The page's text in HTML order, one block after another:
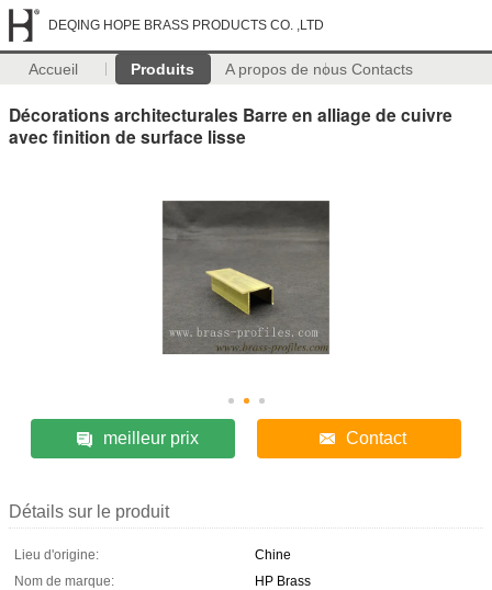
DEQING HOPE BRASS PRODUCTS CO. ,LTD
Accueil Produits A propos de nous Contacts
Décorations architecturales Barre en alliage de cuivre
avec finition de surface lisse
meilleur prix Contact
Détails sur le produit
Lieu d'origine:
Chine
Nom de marque:
HP Brass